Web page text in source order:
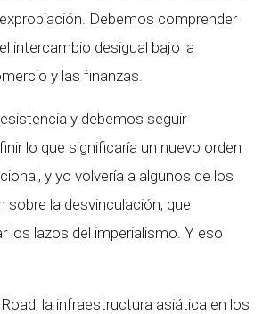
Debemos comprender
intercambio desigual bajo la
y las finanzas.
y debemos seguir
lo que significaría un nuevo orden
y yo volvería a algunos de los
sobre la desvinculación, que
los lazos del imperialismo. Y eso
la infraestructura asiática en los